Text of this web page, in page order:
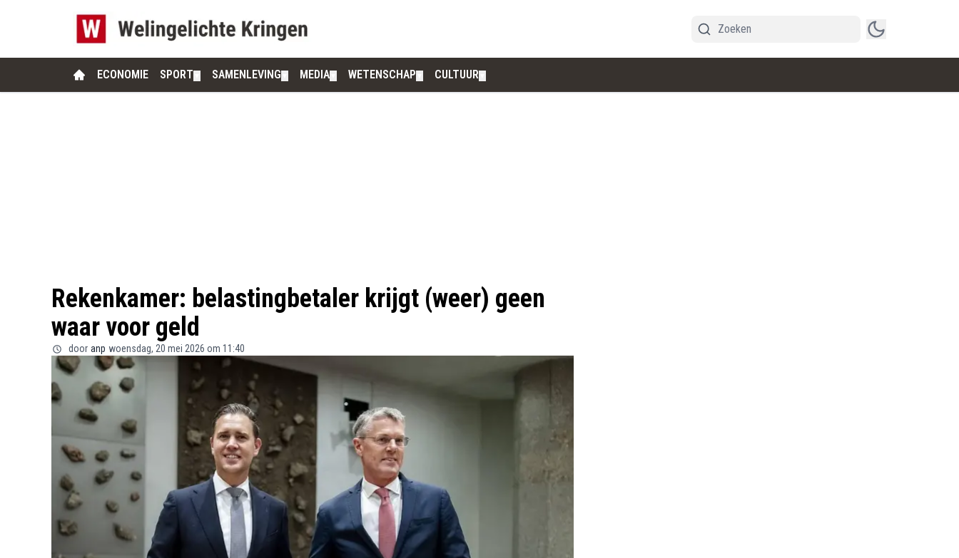
ECONOMIE SPORT SAMENLEVING MEDIA WETENSCHAP CULTUUR
Rekenkamer: belastingbetaler krijgt (weer) geen
waar voor geld
door anp woensdag, 20 mei 2026 om 11:40